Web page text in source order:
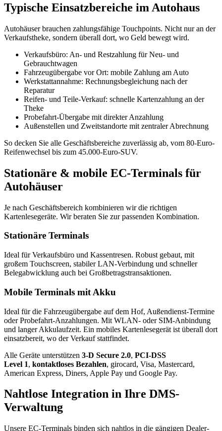
Typische Einsatzbereiche im Autohaus
Autohäuser brauchen zahlungsfähige Touchpoints. Nicht nur an der
Verkaufstheke, sondern überall dort, wo Geld bewegt wird.
Verkaufsbüro: An- und Restzahlung für Neu- und
Gebrauchtwagen
Fahrzeugübergabe vor Ort: mobile Zahlung am Auto
Werkstattannahme: Rechnungsbegleichung nach der
Reparatur
Reifen- und Teile-Verkauf: schnelle Kartenzahlung an der
Theke
Probefahrt-Übergabe mit direkter Anzahlung
Außenstellen und Zweitstandorte mit zentraler Abrechnung
So decken Sie alle Geschäftsbereiche zuverlässig ab, vom 80-Euro-
Reifenwechsel bis zum 45.000-Euro-SUV.
Stationäre & mobile EC-Terminals für
Autohäuser
Je nach Geschäftsbereich kombinieren wir die richtigen
Kartenlesegeräte. Wir beraten Sie zur passenden Kombination.
Stationäre Terminals
Ideal für Verkaufsbüro und Kassentresen. Robust gebaut, mit
großem Touchscreen, stabiler LAN-Verbindung und schneller
Belegabwicklung auch bei Großbetragstransaktionen.
Mobile Terminals mit Akku
Ideal für die Fahrzeugübergabe auf dem Hof, Außendienst-Termine
oder Probefahrt-Anzahlungen. Mit WLAN- oder SIM-Anbindung
und langer Akkulaufzeit. Ein mobiles Kartenlesegerät ist überall dort
einsatzbereit, wo der Verkauf stattfindet.
Alle Geräte unterstützen 3-D Secure 2.0, PCI-DSS
Level 1, kontaktloses Bezahlen, girocard, Visa, Mastercard,
American Express, Diners, Apple Pay und Google Pay.
Nahtlose Integration in Ihre DMS-
Verwaltung
Unsere EC-Terminals binden sich nahtlos in die gängigen Dealer-